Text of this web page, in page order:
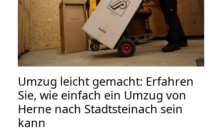
Umzug leicht gemacht: Erfahren
Sie, wie einfach ein Umzug von
Herne nach Stadtsteinach sein
kann